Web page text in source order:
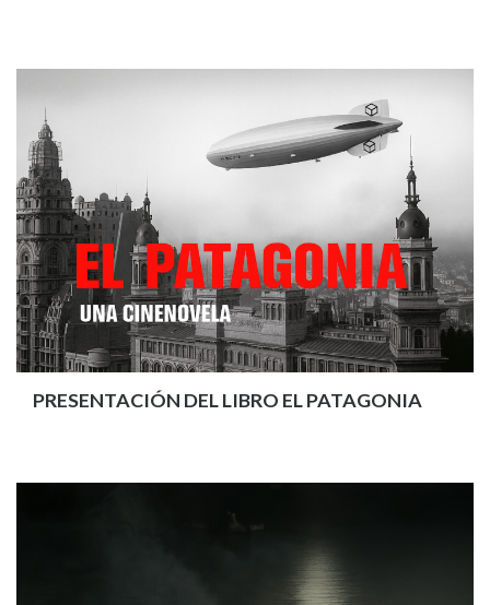
PRESENTACIÓN DEL LIBRO EL PATAGONIA